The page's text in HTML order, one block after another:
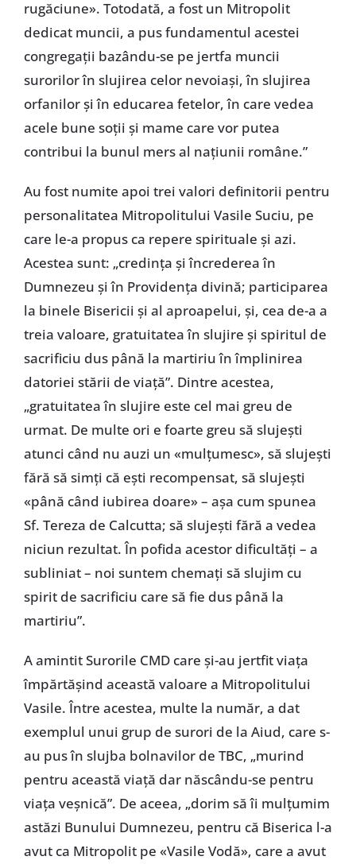
rugăciune». Totodată, a fost un Mitropolit
dedicat muncii, a pus fundamentul acestei
congregații bazându-se pe jertfa muncii
surorilor în slujirea celor nevoiași, în slujirea
orfanilor și în educarea fetelor, în care vedea
acele bune soții și mame care vor putea
contribui la bunul mers al națiunii române.”
Au fost numite apoi trei valori definitorii pentru
personalitatea Mitropolitului Vasile Suciu, pe
care le-a propus ca repere spirituale și azi.
Acestea sunt: „credința și încrederea în
Dumnezeu și în Providența divină; participarea
la binele Bisericii și al aproapelui, și, cea de-a a
treia valoare, gratuitatea în slujire și spiritul de
sacrificiu dus până la martiriu în împlinirea
datoriei stării de viață”. Dintre acestea,
„gratuitatea în slujire este cel mai greu de
urmat. De multe ori e foarte greu să slujești
atunci când nu auzi un «mulțumesc», să slujești
fără să simți că ești recompensat, să slujești
«până când iubirea doare» – așa cum spunea
Sf. Tereza de Calcutta; să slujești fără a vedea
niciun rezultat. În pofida acestor dificultăți – a
subliniat – noi suntem chemați să slujim cu
spirit de sacrificiu care să fie dus până la
martiriu”.
A amintit Surorile CMD care și-au jertfit viața
împărtășind această valoare a Mitropolitului
Vasile. Între acestea, multe la număr, a dat
exemplul unui grup de surori de la Aiud, care s-
au pus în slujba bolnavilor de TBC, „murind
pentru această viață dar născându-se pentru
viața veșnică”. De aceea, „dorim să îi mulțumim
astăzi Bunului Dumnezeu, pentru că Biserica l-a
avut ca Mitropolit pe «Vasile Vodă», care a avut